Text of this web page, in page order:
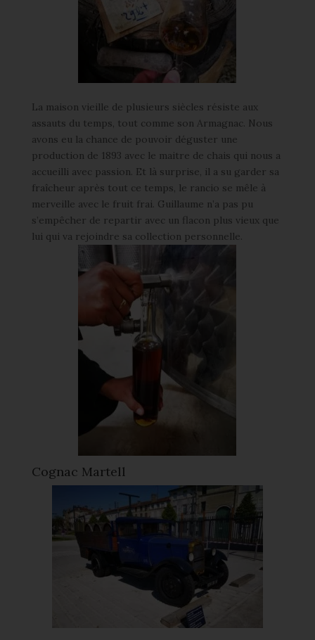
La maison vieille de plusieurs siècles résiste aux
assauts du temps, tout comme son Armagnac. Nous
avons eu la chance de pouvoir déguster une
production de 1893 avec le maitre de chais qui nous a
accueilli avec passion. Et là surprise, il a su garder sa
fraîcheur après tout ce temps, le rancio se mêle à
merveille avec le fruit frai. Guillaume n’a pas pu
s’empêcher de repartir avec un flacon plus vieux que
lui qui va rejoindre sa collection personnelle.
Cognac Martell